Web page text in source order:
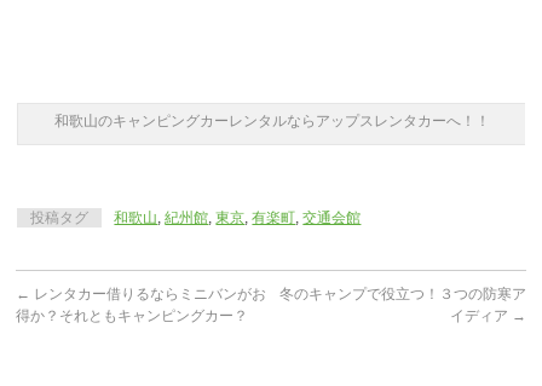
和歌山のキャンピングカーレンタルならアップスレンタカーへ！！
投稿タグ 和歌山,紀州館,東京,有楽町,交通会館
← レンタカー借りるならミニバンがお
得か？それともキャンピングカー？
冬のキャンプで役立つ！３つの防寒ア
イディア →